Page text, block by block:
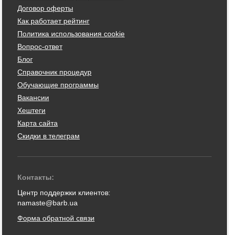
Договор оферты
Как работает рейтинг
Политика использования cookie
Вопрос-ответ
Блог
Справочник процедур
Обучающие программы
Вакансии
Хештеги
Карта сайта
Скидки в телеграм
Контакты:
Центр поддержки клиентов:
namaste@barb.ua
Форма обратной связи